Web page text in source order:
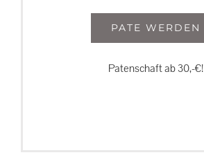
PATE WERDEN
Patenschaft ab 30,-€!